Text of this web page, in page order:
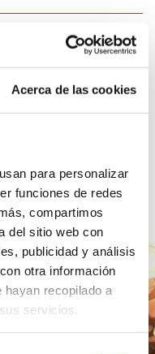
Acerca de las cookies
para personalizar
funciones de redes
compartimos
del sitio web con
publicidad y análisis
otra información
recopilado a
servicios.